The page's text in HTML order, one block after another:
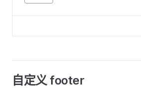
自定义 footer